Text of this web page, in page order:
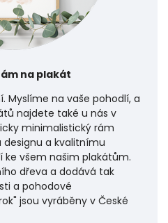
na plakát
Myslíme na vaše pohodlí, a
najdete také u nás v
minimalistický rám
designu a kvalitnímu
všem našim plakátům.
dřeva a dodává tak
a pohodové
jsou vyráběny v České